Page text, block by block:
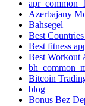
apr_common_1
Azerbajany
Bahsegel
Best
Best fitness
Best Workout
Bitcoin
blog
Bonus Bez